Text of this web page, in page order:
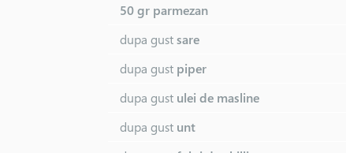
50 gr parmezan
dupa gustsare
dupa gust piper
dupa gust ulei de masline
dupa gust unt